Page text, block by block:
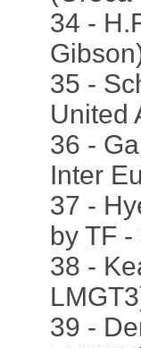
34 -
35 -
United
36 -
Inter
37 -
by TF
38 -
39 -